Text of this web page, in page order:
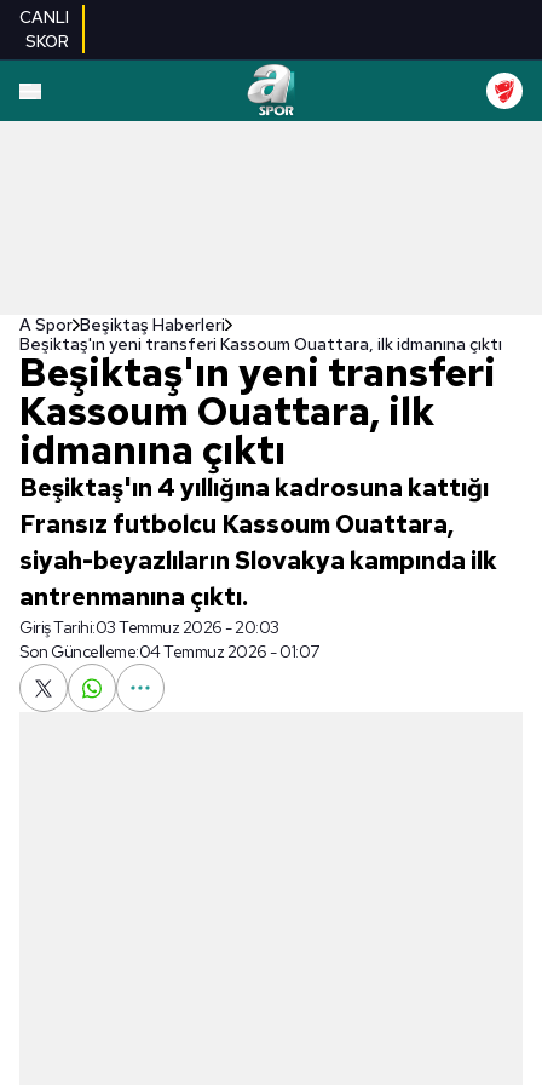
CANLI
SKOR
A Spor Beşiktaş Haberleri
Beşiktaş'ın yeni transferi Kassoum Ouattara, ilk idmanına çıktı
Beşiktaş'ın yeni transferi
Kassoum Ouattara, ilk
idmanına çıktı
Beşiktaş'ın 4 yıllığına kadrosuna kattığı
Fransız futbolcu Kassoum Ouattara,
siyah-beyazlıların Slovakya kampında ilk
antrenmanına çıktı.
Giriş Tarihi:03 Temmuz 2026 - 20:03
Son Güncelleme:04 Temmuz 2026 - 01:07